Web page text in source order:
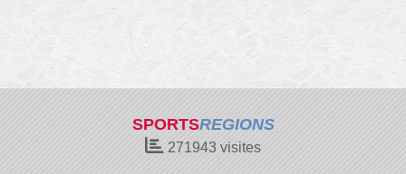
SPORTSREGIONS
271943 visites